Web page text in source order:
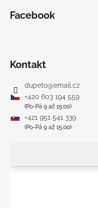
Facebook
Kontakt
dupeto@email.cz
+420 603 194 559
(Po-Pá 9 až 15:00)
+421 951 541 339
(Po-Pá 9 až 15:00)